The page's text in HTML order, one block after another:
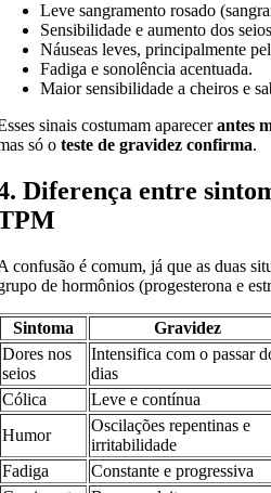
Leve sangramento rosado
Sensibilidade e aumento dos
Náuseas leves, principalmente
Fadiga e sonolência acentuada.
Maior sensibilidade a cheiros e
sinais costumam aparecerantes
só oteste de gravidez confirma.
Diferença entre
confusão é comum, já que as duas
de hormônios (progesterona e
Sintoma Gravidez
Dores nos
seios
Intensifica com o passar
dias
Cólica
Leve e contínua
Humor
Oscilações repentinas e
irritabilidade
Fadiga
Constante e progressiva